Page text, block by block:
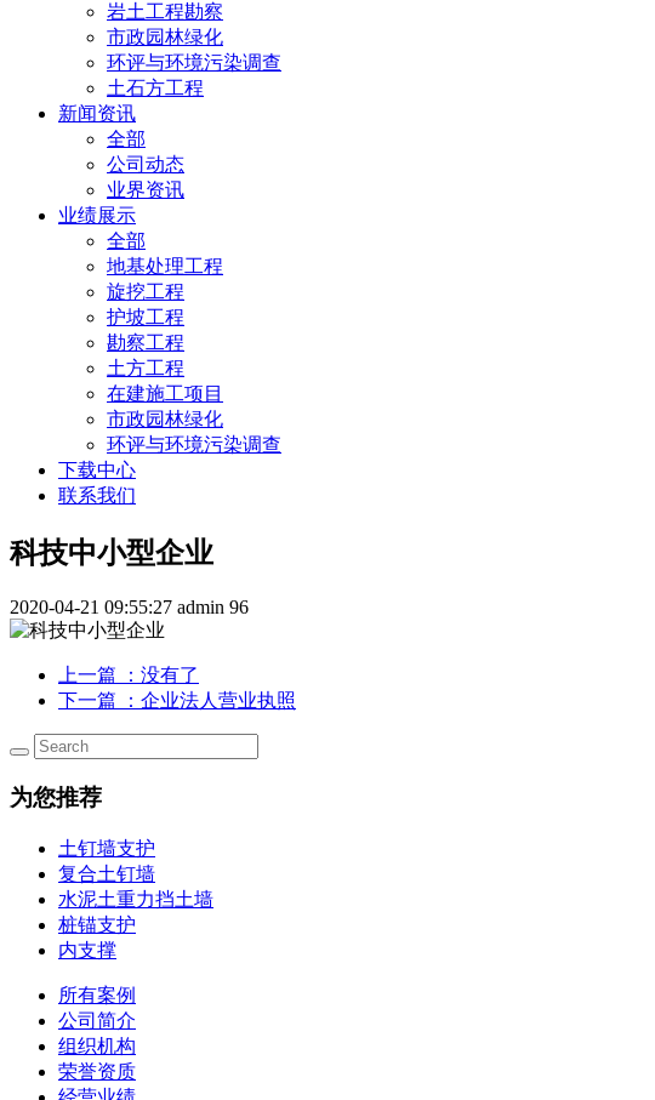
岩土工程勘察
市政园林绿化
环评与环境污染调查
土石方工程
新闻资讯
全部
公司动态
业界资讯
业绩展示
全部
地基处理工程
旋挖工程
护坡工程
勘察工程
土方工程
在建施工项目
市政园林绿化
环评与环境污染调查
下载中心
联系我们
科技中小型企业
2020-04-21 09:55:27 admin 96
上一篇
：没有了
下一篇
：企业法人营业执照
为您推荐
土钉墙支护
复合土钉墙
水泥土重力挡土墙
桩锚支护
内支撑
所有案例
公司简介
组织机构
荣誉资质